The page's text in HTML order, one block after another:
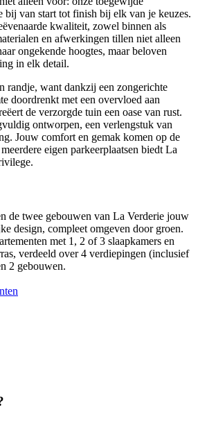
bij van start tot finish bij elk van je keuzes.
kwaliteit, zowel binnen als
en afwerkingen tillen niet alleen
ongekende hoogtes, maar beloven
in elk detail.
randje, want dankzij een zongerichte
doordrenkt met een overvloed aan
de verzorgde tuin een oase van rust.
ontworpen, een verlengstuk van
Jouw comfort en gemak komen op de
eigen parkeerplaatsen biedt La
de twee gebouwen van La Verderie jouw
design, compleet omgeven door groen.
met 1, 2 of 3 slaapkamers en
verdeeld over 4 verdiepingen (inclusief
2 gebouwen.